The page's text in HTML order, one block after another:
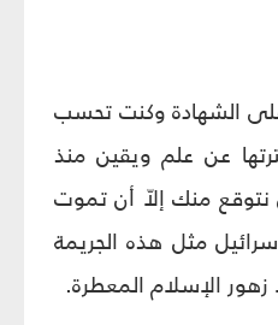
الشهادة وكنت تحسب
عن علم ويقين منذ
منك إلاّ أن تموت
مثل هذه الجريمة
زهور الإسلام المعطرة.